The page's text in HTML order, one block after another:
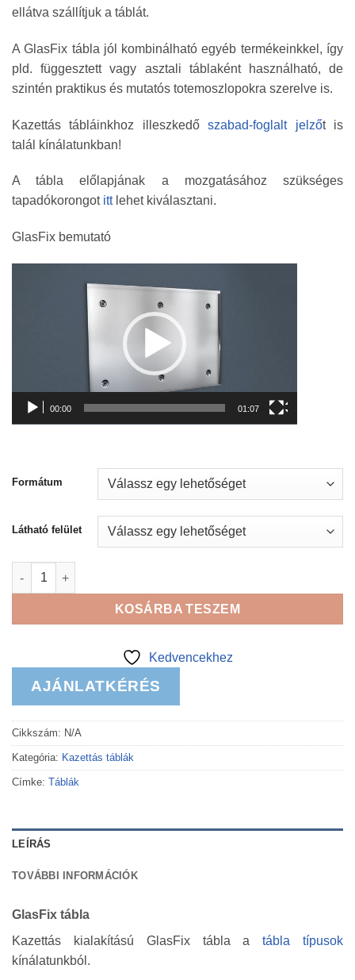
ellátva szállítjuk a táblát.
A GlasFix tábla jól kombinálható egyéb termékeinkkel, így
pld. függesztett vagy asztali táblaként használható, de
szintén praktikus és mutatós totemoszlopokra szerelve is.
Kazettás tábláinkhoz illeszkedőszabad-foglalt jelzőt is
talál kínálatunkban!
A tábla előlapjának a mozgatásához szükséges
tapadókorongot ittlehet kiválasztani.
GlasFix bemutató
00:00 01:07
Formátum
Látható felület
GlasFix tábla mennyiség
KOSÁRBA TESZEM
Kedvencekhez
AJÁNLATKÉRÉS
Cikkszám: N/A
Kategória: Kazettás táblák
Címke: Táblák
LEÍRÁS
TOVÁBBI INFORMÁCIÓK
GlasFix tábla
Kazettás kialakítású GlasFix tábla atábla típusok
kínálatunkból.